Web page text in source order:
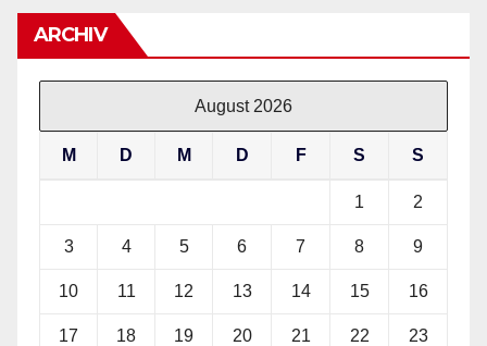
ARCHIV
August 2026
M D M D F S S
1 2
3 4 5 6 7 8 9
10 11 12 13 14 15 16
17 18 19 20 21 22 23